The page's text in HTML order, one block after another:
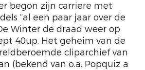
begon zijn carriere met
‘’al een paar jaar over de
Winter de draad weer op
40up. Het geheim van de
cliparchief van
(bekend van o.a. Popquiz a